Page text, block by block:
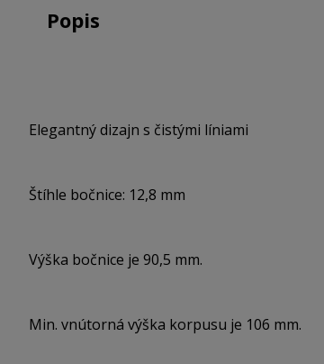
Popis
Elegantný dizajn s čistými líniami
Štíhle bočnice: 12,8 mm
Výška bočnice je 90,5 mm.
Min. vnútorná výška korpusu je 106 mm.